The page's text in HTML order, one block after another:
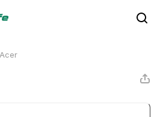
Acer